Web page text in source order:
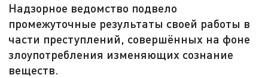
Надзорное ведомство подвело
промежуточные результаты своей работы в
части преступлений, совершённых на фоне
злоупотребления изменяющих сознание
веществ.